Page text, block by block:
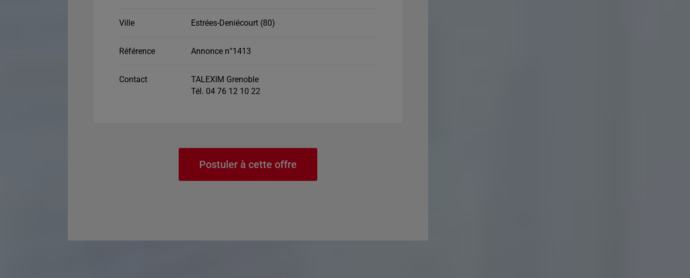
Ville Estrées-Deniécourt (80)
Référence Annonce n°1413
Contact
TALEXIM Grenoble
Tél. 04 76 12 10 22
Postuler à cette offre